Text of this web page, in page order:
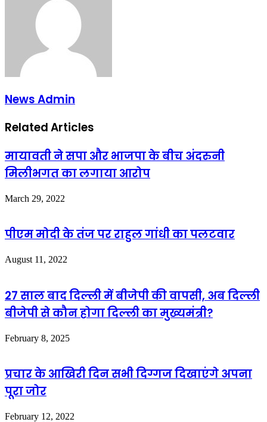
News Admin
Related Articles
मायावती ने सपा और भाजपा के बीच अंदरुनी
मिलीभगत का लगाया आरोप
March 29, 2022
पीएम मोदी के तंज पर राहुल गांधी का पलटवार
August 11, 2022
27 साल बाद दिल्ली में बीजेपी की वापसी, अब दिल्ली
बीजेपी से कौन होगा दिल्ली का मुख्यमंत्री?
February 8, 2025
प्रचार के आखिरी दिन सभी दिग्गज दिखाएंगे अपना
पूरा जोर
February 12, 2022